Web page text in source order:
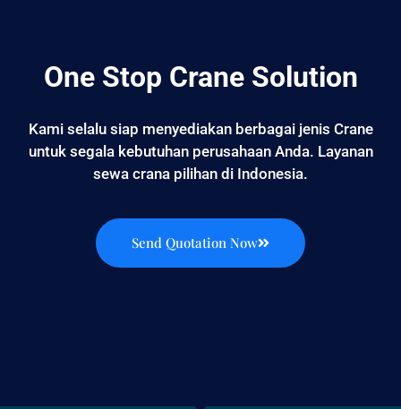
One Stop Crane Solution
Kami selalu siap menyediakan berbagai jenis Crane
untuk segala kebutuhan perusahaan Anda. Layanan
sewa crana pilihan di Indonesia.
Send Quotation Now